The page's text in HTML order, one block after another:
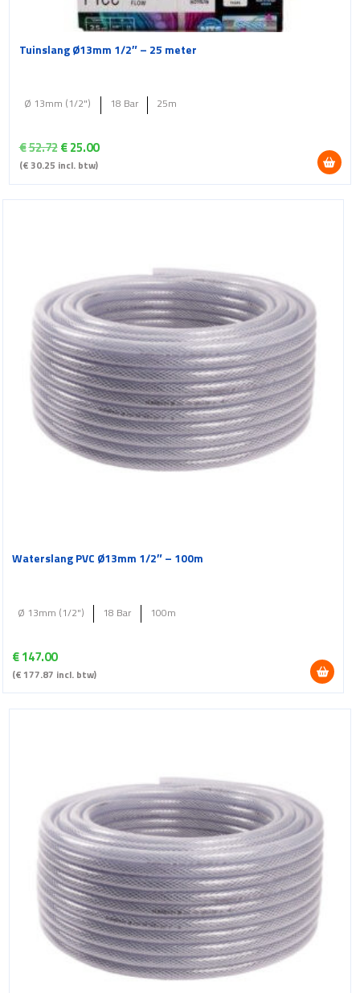
Tuinslang Ø13mm 1/2″ – 25 meter
€52.72Oorspronkelijke
prijs
was:
€52.72.
€25.00Huidige
prijs
is:
€25.00.
(€30.25 incl. btw)
Ø 13mm (1/2") 18 Bar 25m
Waterslang PVC Ø13mm 1/2″ – 100m
€147.00
(€ 177.87 incl. btw)
Ø 13mm (1/2") 18 Bar 100m